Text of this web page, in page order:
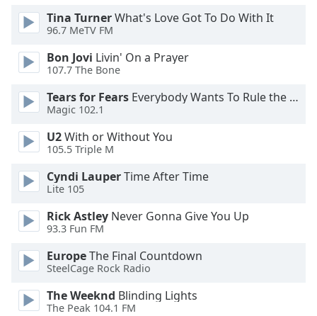
Opacity
Text
Background
Area
Background
Color
Opacity
Tina TurnerWhat's Love Got To Do With It
96.7 MeTV FM
Bon Jovi Livin' On a Prayer
107.7 The Bone
Tears for Fears Everybody Wants To Rule the World
Magic 102.1
U2With or Without You
105.5 Triple M
Cyndi LauperTime After Time
Lite 105
Rick Astley Never Gonna Give You Up
93.3 Fun FM
EuropeThe Final Countdown
SteelCage Rock Radio
The Weeknd Blinding Lights
The Peak 104.1 FM